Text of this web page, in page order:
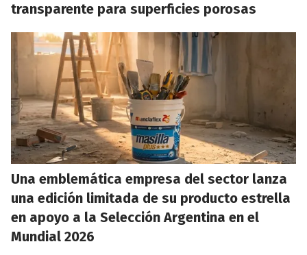
transparente para superficies porosas
Una emblemática empresa del sector lanza
una edición limitada de su producto estrella
en apoyo a la Selección Argentina en el
Mundial 2026